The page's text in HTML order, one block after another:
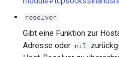
phantom-token
resolver
Gibt eine Funktion zur
Adresse oder nil